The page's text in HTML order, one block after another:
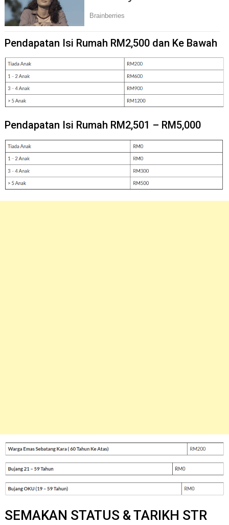
Pendapatan Isi Rumah RM2,500 dan Ke Bawah
Pendapatan Isi Rumah RM2,501 – RM5,000
SEMAKAN STATUS & TARIKH STR